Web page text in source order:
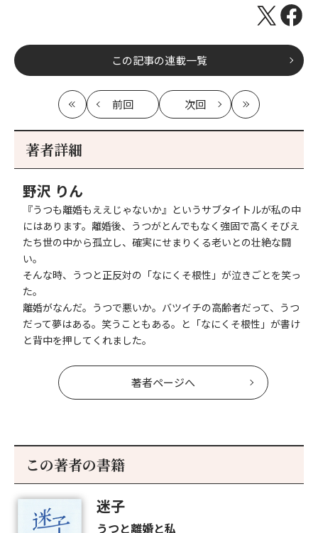
この記事の連載一覧
最
初
前回
記
次回
記
最
新
著者詳細
野沢 りん
『うつも離婚もええじゃないか』というサブタイトルが私の中
にはあります。離婚後、うつがとんでもなく強固で高くそびえ
たち世の中から孤立し、確実にせまりくる老いとの壮絶な闘
い。
そんな時、うつと正反対の「なにくそ根性」が泣きごとを笑っ
た。
離婚がなんだ。うつで悪いか。バツイチの高齢者だって、うつ
だって夢はある。笑うこともある。と「なにくそ根性」が書け
と背中を押してくれました。
著者ページへ
この著者の書籍
迷子
うつと離婚と私